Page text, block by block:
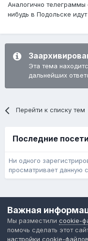
Аналогично
нибудь в Подольске
Эта тема
дальнейших
Перейти к списку тем
Последние
Ни одного
просматривает данную
Форум
Важная
Мы разместили cookie-
помочь сделать этот
настройки cookie-файлов